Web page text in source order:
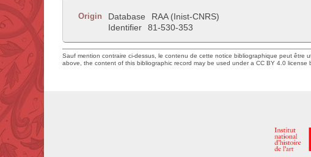
Origin Database
RAA (Inist-CNRS)
Identifier
81-530-353
Sauf mention contraire ci-dessus, le contenu de cette notice bibliographique peut être
above, the content of this bibliographic record may be used under a CC BY 4.0 license